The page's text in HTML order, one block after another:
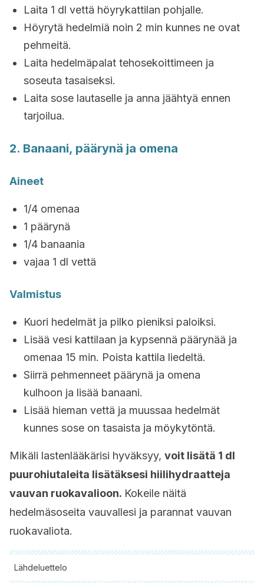
Laita 1 dl vettä höyrykattilan pohjalle.
Höyrytä hedelmiä noin 2 min kunnes ne ovat
pehmeitä.
Laita hedelmäpalat tehosekoittimeen ja
soseuta tasaiseksi.
Laita sose lautaselle ja anna jäähtyä ennen
tarjoilua.
2. Banaani, päärynä ja omena
Aineet
1/4 omenaa
1 päärynä
1/4 banaania
vajaa 1 dl vettä
Valmistus
Kuori hedelmät ja pilko pieniksi paloiksi.
Lisää vesi kattilaan ja kypsennä päärynää ja
omenaa 15 min. Poista kattila liedeltä.
Siirrä pehmenneet päärynä ja omena
kulhoon ja lisää banaani.
Lisää hieman vettä ja muussaa hedelmät
kunnes sose on tasaista ja möykytöntä.
Mikäli lastenlääkärisi hyväksyy, voit lisätä 1 dl
puurohiutaleita lisätäksesi hiilihydraatteja
vauvan ruokavalioon. Kokeile näitä
hedelmäsoseita vauvallesi ja parannat vauvan
ruokavaliota.
Lähdeluettelo